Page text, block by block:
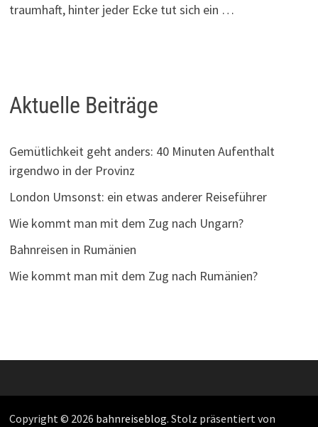
traumhaft, hinter jeder Ecke tut sich ein …
Aktuelle Beiträge
Gemütlichkeit geht anders: 40 Minuten Aufenthalt
irgendwo in der Provinz
London Umsonst: ein etwas anderer Reiseführer
Wie kommt man mit dem Zug nach Ungarn?
Bahnreisen in Rumänien
Wie kommt man mit dem Zug nach Rumänien?
Copyright © 2026 bahnreiseblog. Stolz präsentiert von